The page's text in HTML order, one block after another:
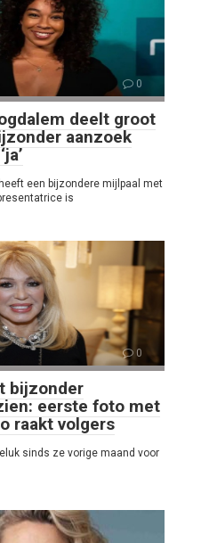
0
deelt groot
aanzoek
een bijzondere mijlpaal met
is
0
bijzonder
eerste foto met
raakt volgers
sinds ze vorige maand voor